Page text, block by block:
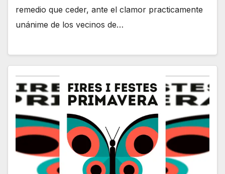
remedio que ceder, ante el clamor practicamente
unánime de los vecinos de…